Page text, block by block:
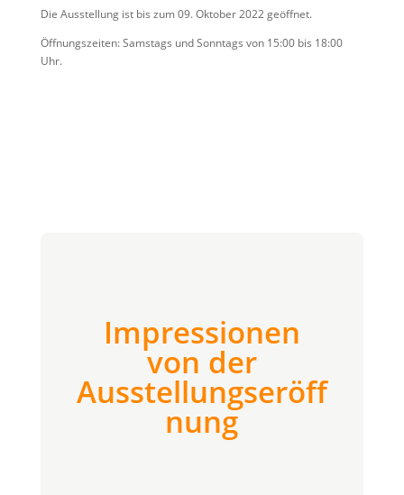
Die Ausstellung ist bis zum 09. Oktober 2022 geöffnet.
Öffnungszeiten: Samstags und Sonntags von 15:00 bis 18:00
Uhr.
Impressionen
von der
Ausstellungseröff
nung